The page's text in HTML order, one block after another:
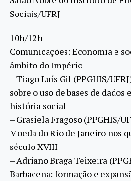
Sociais/UFRJ
10h/12h
Comunicações: Economia e
âmbito do Império
– Tiago Luís Gil (PPGHIS/
sobre o uso de bases de
história social
– Grasiela Fragoso (PPGHIS/
Moeda do Rio de Janeiro nos
século XVIII
– Adriano Braga Teixeira
Barbacena: formação e